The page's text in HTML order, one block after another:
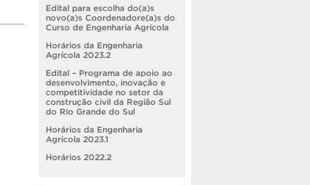
Edital para escolha do(a)s
novo(a)s Coordenadore(a)s do
Curso de Engenharia Agrícola
Horários da Engenharia
Agrícola 2023.2
Edital – Programa de apoio ao
desenvolvimento, inovação e
competitividade no setor da
construção civil da Região Sul
do Rio Grande do Sul
Horários da Engenharia
Agrícola 2023.1
Horários 2022.2